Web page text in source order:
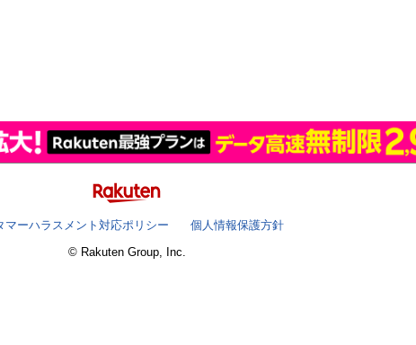
マーハラスメント対応ポリシー
個人情報保護方針
© Rakuten Group, Inc.